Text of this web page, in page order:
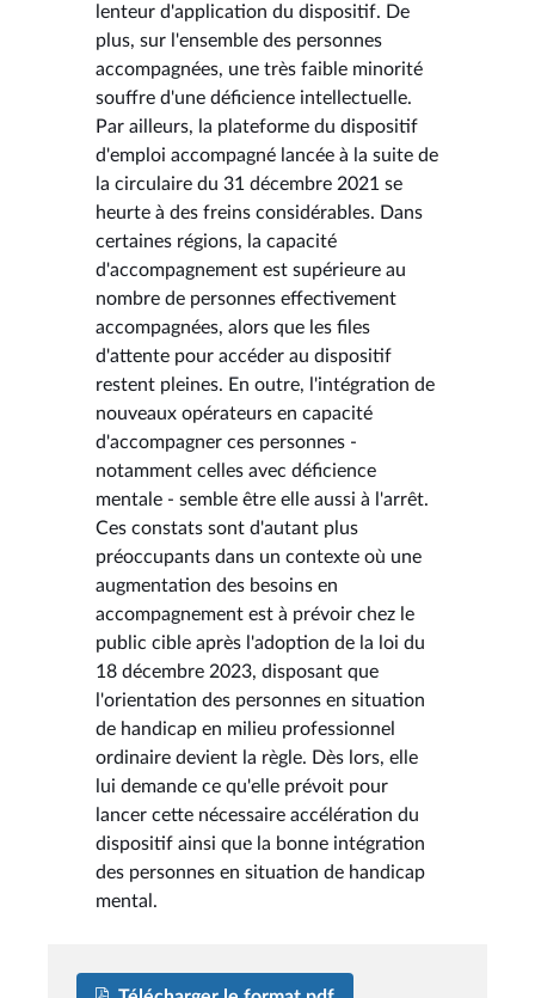
lenteur d'application du dispositif. De
plus, sur l'ensemble des personnes
accompagnées, une très faible minorité
souffre d'une déficience intellectuelle.
Par ailleurs, la plateforme du dispositif
d'emploi accompagné lancée à la suite de
la circulaire du 31 décembre 2021 se
heurte à des freins considérables. Dans
certaines régions, la capacité
d'accompagnement est supérieure au
nombre de personnes effectivement
accompagnées, alors que les files
d'attente pour accéder au dispositif
restent pleines. En outre, l'intégration de
nouveaux opérateurs en capacité
d'accompagner ces personnes -
notamment celles avec déficience
mentale - semble être elle aussi à l'arrêt.
Ces constats sont d'autant plus
préoccupants dans un contexte où une
augmentation des besoins en
accompagnement est à prévoir chez le
public cible après l'adoption de la loi du
18 décembre 2023, disposant que
l'orientation des personnes en situation
de handicap en milieu professionnel
ordinaire devient la règle. Dès lors, elle
lui demande ce qu'elle prévoit pour
lancer cette nécessaire accélération du
dispositif ainsi que la bonne intégration
des personnes en situation de handicap
mental.